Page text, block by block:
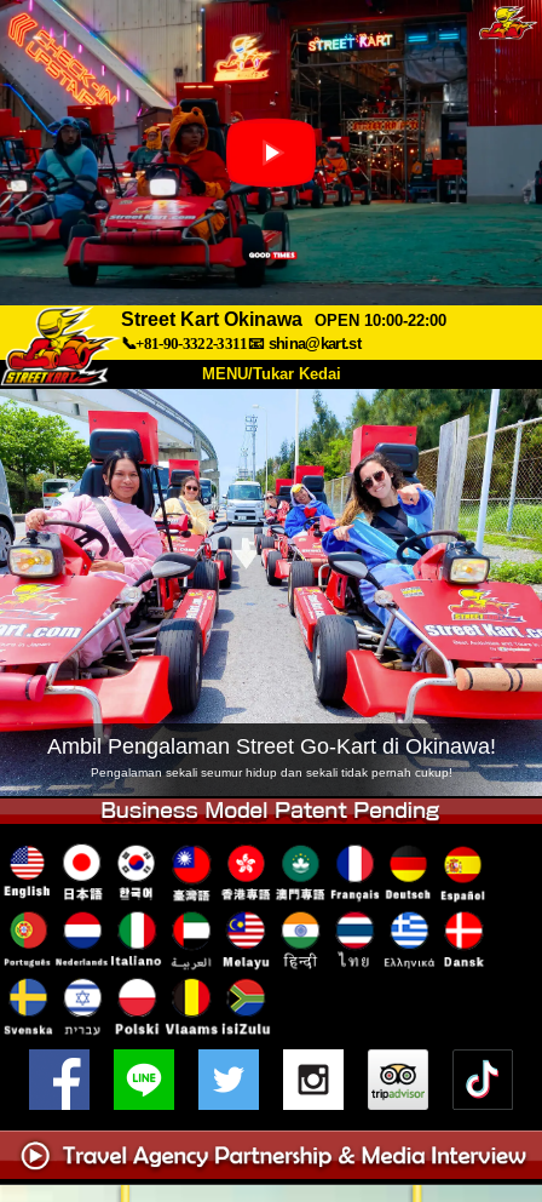
Street Kart Okinawa
OPEN 10:00-22:00
📞+81-90-3322-3311📧 shina@kart.st
MENU/Tukar Kedai
UTAMA
Tentang Spesifikasi Harga
Akses Suara Soalan Lazim
Syarikat Tempahan
Tukar Kedai
Tokyo Shinagawa Tokyo Akihabara#1
Tokyo Akihabara#2 Tokyo Shibuya
Tokyo Shibuya Annex Tokyo Bay
Tokyo Asakusa Osaka
Okinawa
Ambil Pengalaman Street Go-Kart di Okinawa!
Pengalaman sekali seumur hidup dan sekali tidak pernah cukup!